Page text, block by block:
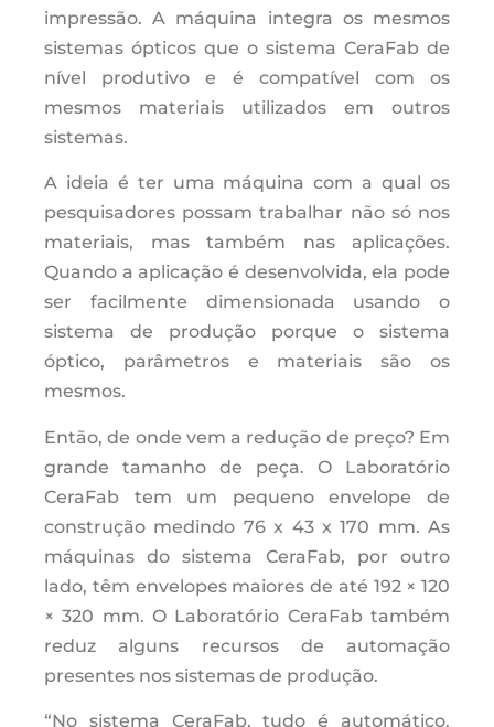
impressão. A máquina integra os mesmos
sistemas ópticos que o sistema CeraFab de
nível produtivo e é compatível com os
mesmos materiais utilizados em outros
sistemas.
A ideia é ter uma máquina com a qual os
pesquisadores possam trabalhar não só nos
materiais, mas também nas aplicações.
Quando a aplicação é desenvolvida, ela pode
ser facilmente dimensionada usando o
sistema de produção porque o sistema
óptico, parâmetros e materiais são os
mesmos.
Então, de onde vem a redução de preço? Em
grande tamanho de peça. O Laboratório
CeraFab tem um pequeno envelope de
construção medindo 76 x 43 x 170 mm. As
máquinas do sistema CeraFab, por outro
lado, têm envelopes maiores de até 192 × 120
× 320 mm. O Laboratório CeraFab também
reduz alguns recursos de automação
presentes nos sistemas de produção.
“No sistema CeraFab, tudo é automático,